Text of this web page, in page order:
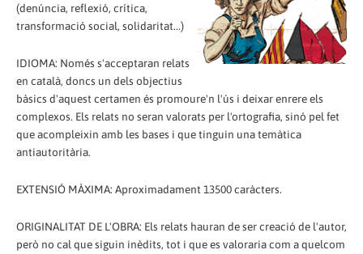
(denúncia, reflexió, crítica,
transformació social, solidaritat...)
IDIOMA: Només s'acceptaran relats
en català, doncs un dels objectius
bàsics d'aquest certamen és promoure'n l'ús i deixar enrere els
complexos. Els relats no seran valorats per l'ortografia, sinó pel fet
que acompleixin amb les bases i que tinguin una temàtica
antiautoritària.
EXTENSIÓ MÀXIMA: Aproximadament 13500 caràcters.
ORIGINALITAT DE L'OBRA: Els relats hauran de ser creació de l'autor,
però no cal que siguin inèdits, tot i que es valoraria com a quelcom